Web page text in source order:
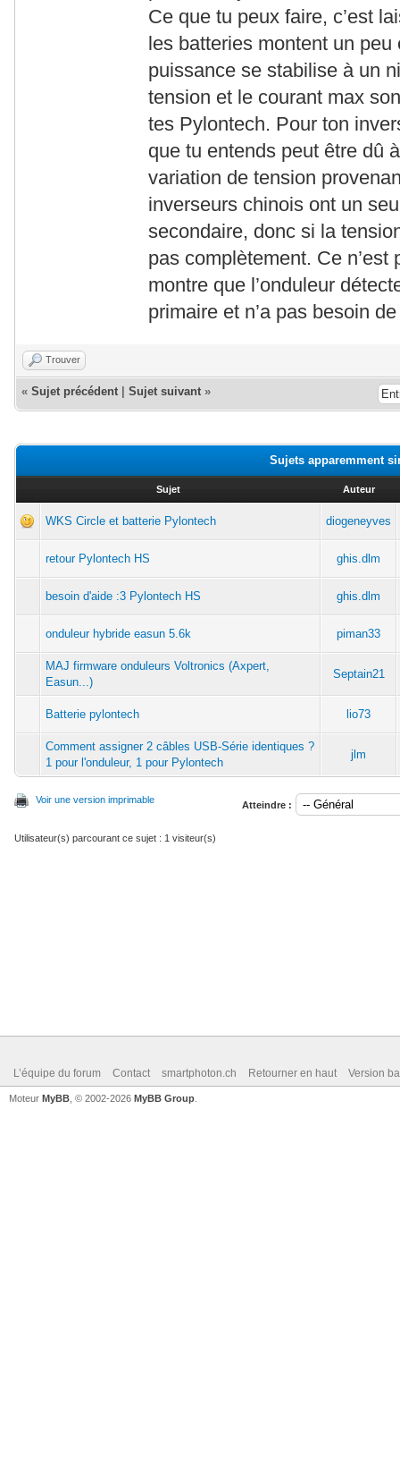
Ce que tu peux faire, c’est
les batteries montent un
puissance se stabilise à un
tension et le courant max
tes Pylontech. Pour ton
que tu entends peut être dû
variation de tension
inverseurs chinois ont un
secondaire, donc si la
pas complètement. Ce
montre que l’onduleur
primaire et n’a pas besoin
Trouver
« Sujet précédent Sujet suivant »
Sujets apparemment
Sujet Auteur
WKS Circle et batterie Pylontech diogeneyves
retour Pylontech HS ghis.dlm
besoin d'aide :3 Pylontech HS ghis.dlm
onduleur hybride easun 5.6k piman33
MAJ firmware onduleurs Voltronics (Axpert,
Easun...)
Septain21
Batterie pylontech lio73
Comment assigner 2 câbles USB-Série identiques ?
1 pour l'onduleur, 1 pour Pylontech
jlm
Voir une version imprimable Atteindre :
Utilisateur(s) parcourant ce sujet : 1 visiteur(s)
L’équipe du forum Contact smartphoton.ch Retourner en haut Version
Moteur MyBB , © 2002-2026 MyBB Group